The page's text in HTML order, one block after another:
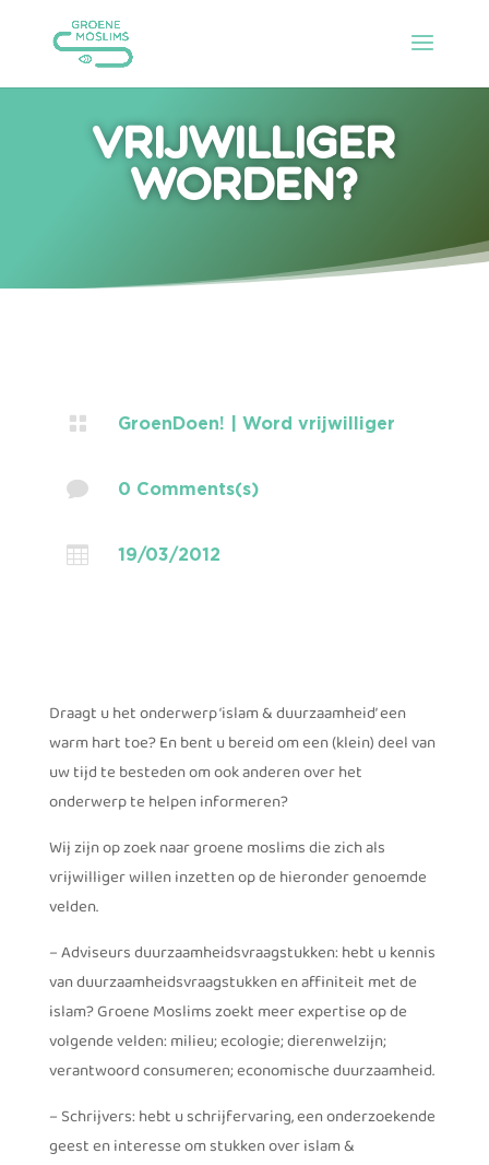
Vrijwilliger
worden?
 GroenDoen! Word vrijwilliger
 0 Comments(s)
 19/03/2012
Draagt u het onderwerp ‘islam & duurzaamheid’ een
warm hart toe? En bent u bereid om een (klein) deel van
uw tijd te besteden om ook anderen over het
onderwerp te helpen informeren?
Wij zijn op zoek naar groene moslims die zich als
vrijwilliger willen inzetten op de hieronder genoemde
velden.
– Adviseurs duurzaamheidsvraagstukken: hebt u kennis
van duurzaamheidsvraagstukken en affiniteit met de
islam? Groene Moslims zoekt meer expertise op de
volgende velden: milieu; ecologie; dierenwelzijn;
verantwoord consumeren; economische duurzaamheid.
– Schrijvers: hebt u schrijfervaring, een onderzoekende
geest en interesse om stukken over islam &